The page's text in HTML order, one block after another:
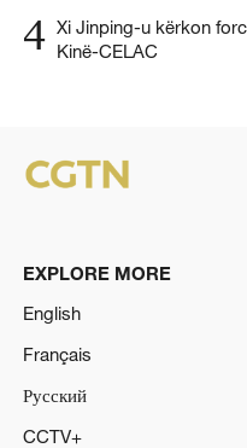
4 Xi Jinping-u kërkon
Kinë-CELAC
EXPLORE MORE
English
Français
Русский
CCTV+